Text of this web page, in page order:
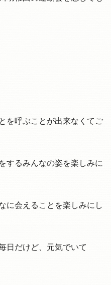
を呼ぶことが出来なくてご
するみんなの姿を楽しみに
に会えることを楽しみにし
日だけど、元気でいて